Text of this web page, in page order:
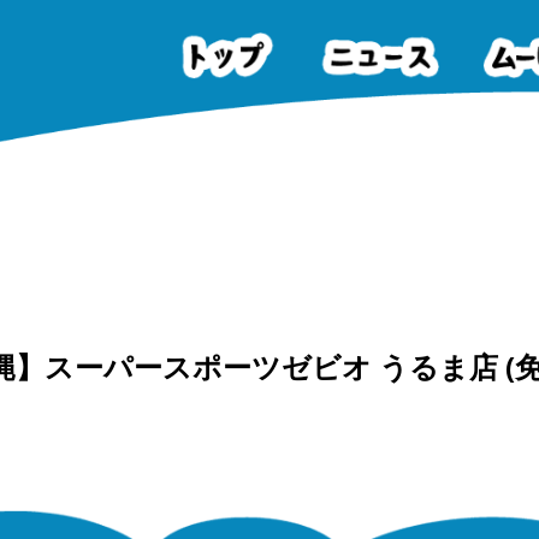
】スーパースポーツゼビオ うるま店 (